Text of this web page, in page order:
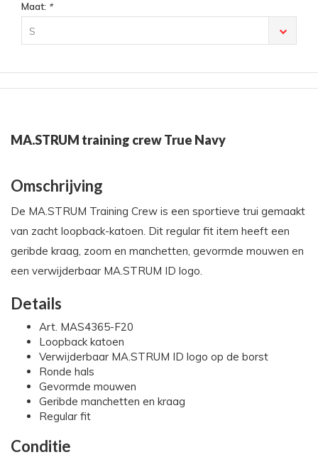
Maat: *
S
MA.STRUM training crew True Navy
Omschrijving
De MA.STRUM Training Crew is een sportieve trui gemaakt
van zacht loopback-katoen. Dit regular fit item heeft een
geribde kraag, zoom en manchetten, gevormde mouwen en
een verwijderbaar MA.STRUM ID logo.
Details
Art. MAS4365-F20
Loopback katoen
Verwijderbaar MA.STRUM ID logo op de borst
Ronde hals
Gevormde mouwen
Geribde manchetten en kraag
Regular fit
Conditie